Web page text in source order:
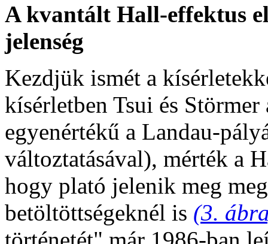
A kvantált Hall-effektus
jelenség
Kezdjük ismét a
kísérletben Tsui és
egyenértékű a Landau-
változtatásával), mérték a
hogy plató jelenik meg
betöltöttségeknél is (3.